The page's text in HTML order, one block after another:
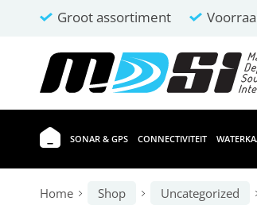
Groot assortiment
SONAR & GPS CONNECTIVITEIT
Home Shop Uncategorized